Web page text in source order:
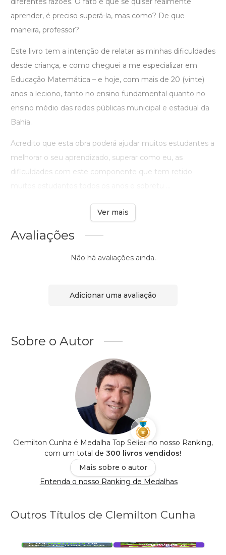
aprender, é preciso superá-la, mas como? De que
maneira, professor?
Este livro tem a intenção de relatar as minhas dificuldades
desde criança, e como cheguei a me especializar em
Educação Matemática – e hoje, com mais de 20 (vinte)
anos a leciono, tanto no ensino fundamental quanto no
ensino médio das redes públicas municipal e estadual da
Bahia.
Acredito que esta obra poderá ajudar muitos estudantes a
melhorar o seu aprendizado, superar como eu, as
dificuldades com este componente que tem retido
Ver mais
Avaliações
Não há avaliações ainda.
Adicionar uma avaliação
Sobre o Autor
Clemilton Cunha é Medalha Top Seller no nosso Ranking,
com um total de 300 livros vendidos!
Mais sobre o autor
Entenda o nosso Ranking de Medalhas
Outros Títulos de Clemilton Cunha